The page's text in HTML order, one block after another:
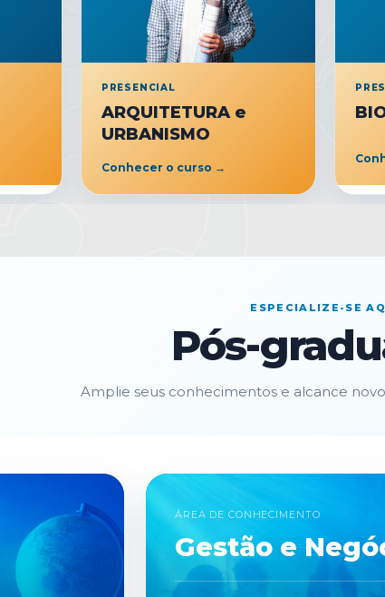
PRESENCIAL
ARQUITETURA e
URBANISMO
Conhecer o curso →
ESPECIALIZE-SE
Pós-
Amplie seus conhecimentos e alcance
ÁREA DE CONHECIMENTO
Gestão e